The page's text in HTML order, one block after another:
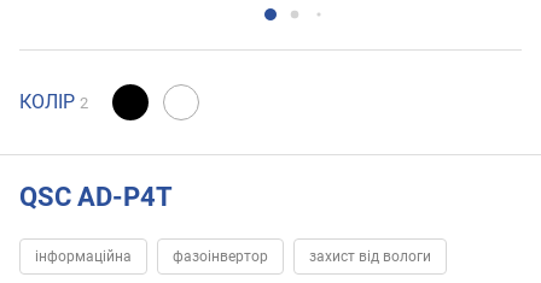
КОЛІР 2
QSC AD-P4T
інформаційна фазоінвертор захист від вологи